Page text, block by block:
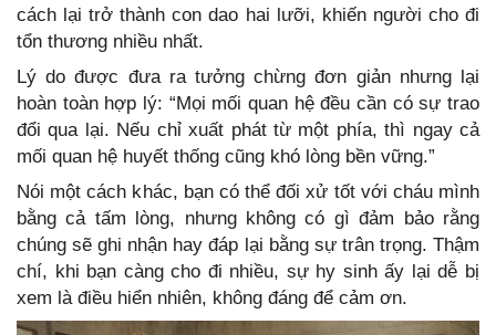
cách lại trở thành con dao hai lưỡi, khiến người cho đi
tổn thương nhiều nhất.
Lý do được đưa ra tưởng chừng đơn giản nhưng lại
hoàn toàn hợp lý: “Mọi mối quan hệ đều cần có sự trao
đổi qua lại. Nếu chỉ xuất phát từ một phía, thì ngay cả
mối quan hệ huyết thống cũng khó lòng bền vững.”
Nói một cách khác, bạn có thể đối xử tốt với cháu mình
bằng cả tấm lòng, nhưng không có gì đảm bảo rằng
chúng sẽ ghi nhận hay đáp lại bằng sự trân trọng. Thậm
chí, khi bạn càng cho đi nhiều, sự hy sinh ấy lại dễ bị
xem là điều hiển nhiên, không đáng để cảm ơn.